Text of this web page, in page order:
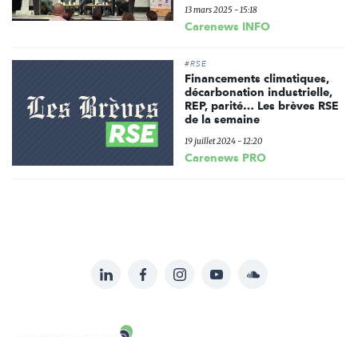
13 mars 2025 - 15:18
Carenews INFO
#RSE
Financements climatiques,
décarbonation industrielle,
REP, parité… Les brèves RSE
de la semaine
19 juillet 2024 - 12:20
Carenews PRO
LinkedInFacebookInstagramYouTubeSoundcloud